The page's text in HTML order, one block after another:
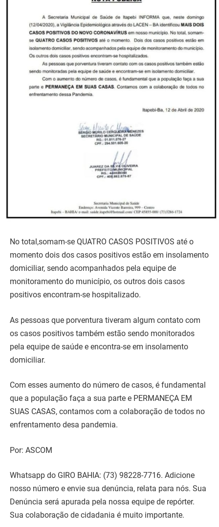
No total,somam-se QUATRO CASOS POSITIVOS até o
momento dois dos casos positivos estão em insolamento
domiciliar, sendo acompanhados pela equipe de
monitoramento do município, os outros dois casos
positivos encontram-se hospitalizado.
As pessoas que porventura tiveram algum contato com
os casos positivos também estão sendo monitorados
pela equipe de saúde e encontra-se em insolamento
domiciliar.
Com esses aumento do número de casos, é fundamental
que a população faça a sua parte e PERMANEÇA EM
SUAS CASAS, contamos com a colaboração de todos no
enfrentamento desa pandemia.
Por: ASCOM
Whatsapp do GIRO BAHIA: (73) 98228-7716. Adicione
nosso número e envie sua denúncia, relata para nós. Sua
Denúncia será apurada pela nossa equipe de repórter.
Sua colaboração de cidadania é muito importante.